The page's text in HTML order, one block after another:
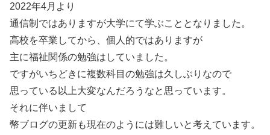
2022年4月より
通信制ではありますが大学にて学ぶこととなりました。
高校を卒業してから、個人的ではありますが
主に福祉関係の勉強はしていました。
ですがいちどきに複数科目の勉強は久しぶりなので
思っている以上大変なんだろうなと思っています。
それに伴いまして
幣ブログの更新も現在のようには難しいと考えています。